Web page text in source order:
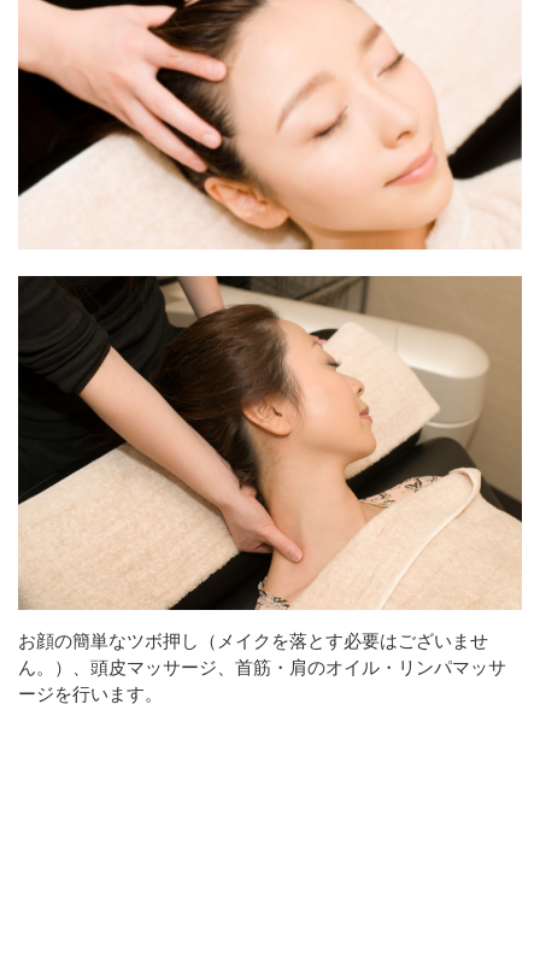
お顔の簡単なツボ押し（メイクを落とす必要はございませ
ん。）、頭皮マッサージ、首筋・肩のオイル・リンパマッサ
ージを行います。